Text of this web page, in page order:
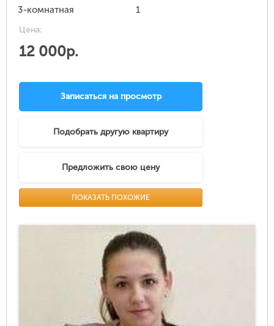
3-комнатная 1
Цена:
12 000р.
Записаться на просмотр
Подобрать другую квартиру
Предложить свою цену
ПОКАЗАТЬ ПОХОЖИЕ